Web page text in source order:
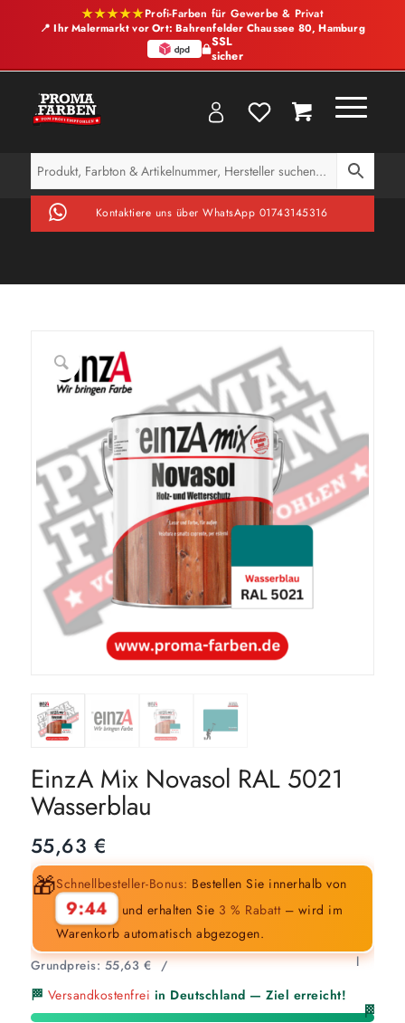
★★★★★Profi-Farben für Gewerbe & Privat
📍 Ihr Malermarkt vor Ort: Bahrenfelder Chaussee 80, Hamburg
SSL
sicher
Kontaktiere uns über WhatsApp 01743145316
EinzA Mix Novasol RAL 5021
Wasserblau
55,63 €
🎁Schnellbesteller-Bonus: Bestellen Sie innerhalb von
9:43 und erhalten Sie 3 % Rabatt– wird im
Warenkorb automatisch abgezogen.
Grundpreis:55,63€ / l
🏁 Versandkostenfrei in Deutschland — Ziel erreicht!
🏁